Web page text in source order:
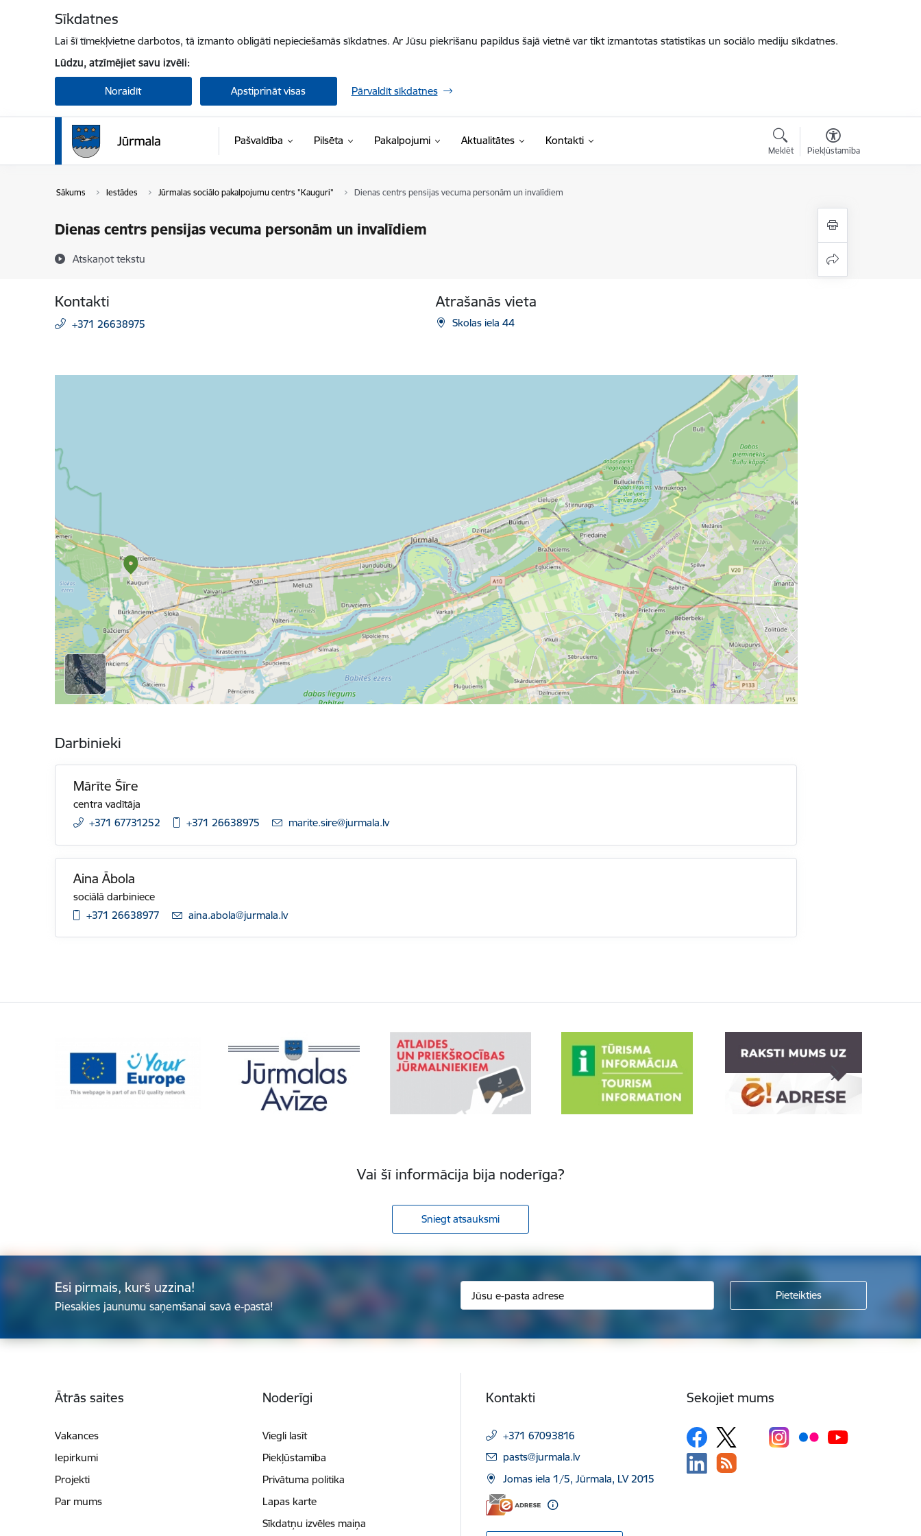
Sīkdatnes
Lai šī tīmekļvietne darbotos, tā izmanto obligāti nepieciešamās sīkdatnes. Ar Jūsu piekrišanu papildus šajā vietnē var tikt izmantotas statistikas un sociālo mediju sīkdatnes.
Lūdzu, atzīmējiet savu izvēli:
Noraidīt Apstiprināt visas Pārvaldīt sīkdatnes
Pašvaldība Pilsēta Pakalpojumi Aktualitātes Kontakti
Meklēt Piekļūstamība
Sākums Iestādes Jūrmalas sociālo pakalpojumu centrs "Kauguri" Dienas centrs pensijas vecuma personām un invalīdiem
Dienas centrs pensijas vecuma personām un invalīdiem
Atskaņot tekstu
Kontakti
+371 26638975
Atrašanās vieta
Skolas iela 44
Darbinieki
Mārīte Šīre
centra vadītāja
+371 67731252
+371 26638975 E-pasts:
marite.sire@jurmala.lv
Aina Ābola
sociālā darbiniece
+371 26638977
E-pasts:
aina.abola@jurmala.lv
Vai šī informācija bija noderīga?
Sniegt atsauksmi
Esi pirmais, kurš uzzina!
Piesakies jaunumu saņemšanai savā e-pastā!
Ātrās saites
Vakances
Iepirkumi
Projekti
Par mums
Noderīgi
Viegli lasīt
Piekļūstamība
Privātuma politika
Lapas karte
Sīkdatņu izvēles maiņa
Kontakti
+371 67093816
E-pasts:
pasts@jurmala.lv
Jomas iela 1/5, Jūrmala, LV 2015
Sekojiet mums